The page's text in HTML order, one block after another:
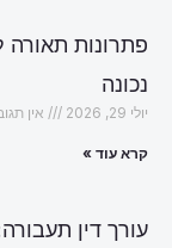
פתרונות תאורה
נכונה
יולי 29, 2026 אין
קרא עוד »
עורך דין